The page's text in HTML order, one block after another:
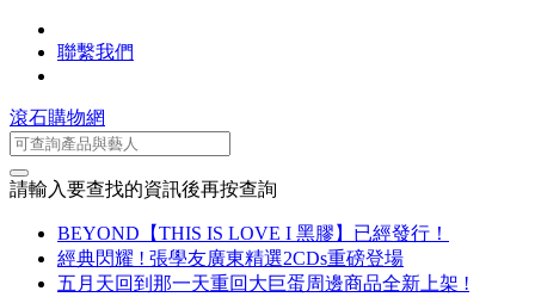
聯繫我們
滾石購物網
請輸入要查找的資訊後再按查詢
BEYOND【THIS IS LOVE I 黑膠】已經發行！
經典閃耀 ! 張學友廣東精選2CDs重磅登場
五月天回到那一天重回大巨蛋周邊商品全新上架 !